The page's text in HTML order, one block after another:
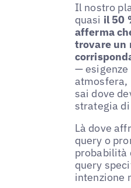
Il nostro
quasi il 50
afferma
trovare un
—
sai dove
strategia
Là dove
query o
probabilità
query
intenzione